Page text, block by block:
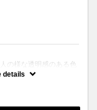
の様な透明感のある色
望の方はコレ♪
ナーカラーもこちらで
details